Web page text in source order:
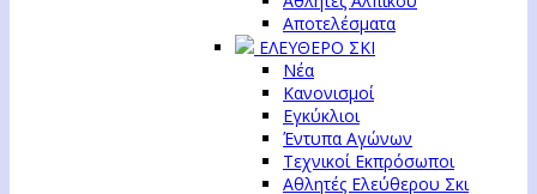
Αποτελέσματα
ΕΛΕΥΘΕΡΟ ΣΚΙ
Νέα
Κανονισμοί
Εγκύκλιοι
Έντυπα Αγώνων
Τεχνικοί Εκπρόσωποι
Αθλητές Ελεύθερου Σκι